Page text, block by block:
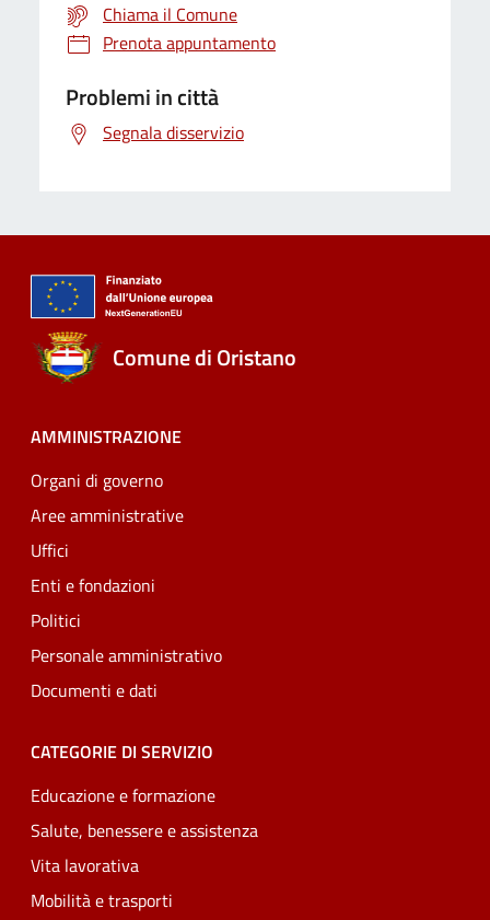
Chiama il Comune
Prenota appuntamento
Problemi in città
Segnala disservizio
Comune di Oristano
AMMINISTRAZIONE
Organi di governo
Aree amministrative
Uffici
Enti e fondazioni
Politici
Personale amministrativo
Documenti e dati
CATEGORIE DI SERVIZIO
Educazione e formazione
Salute, benessere e assistenza
Vita lavorativa
Mobilità e trasporti